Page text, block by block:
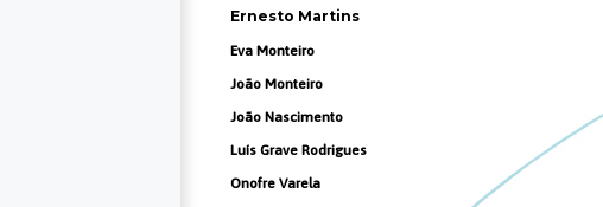
Ernesto Martins
Eva Monteiro
João Monteiro
João Nascimento
Luís Grave Rodrigues
Onofre Varela